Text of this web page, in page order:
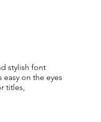
stylish font
on the eyes
titles,